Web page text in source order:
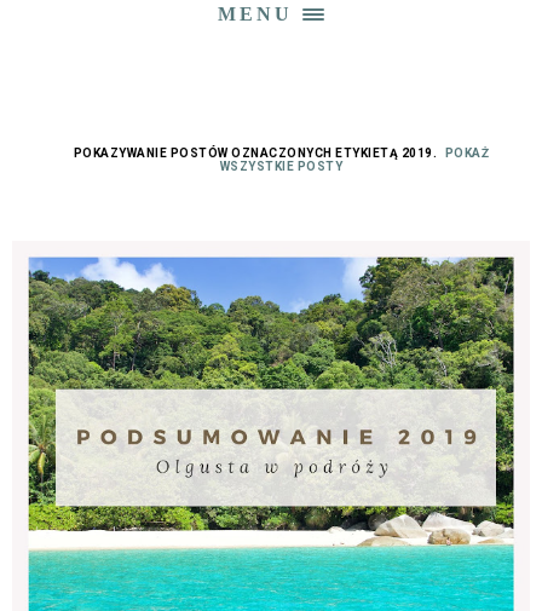
MENU
POKAZYWANIE POSTÓW OZNACZONYCH ETYKIETĄ 2019.
POKAŻ
WSZYSTKIE POSTY